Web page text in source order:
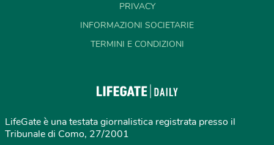
PRIVACY
INFORMAZIONI SOCIETARIE
TERMINI E CONDIZIONI
LifeGate è una testata giornalistica registrata presso il
Tribunale di Como, 27/2001